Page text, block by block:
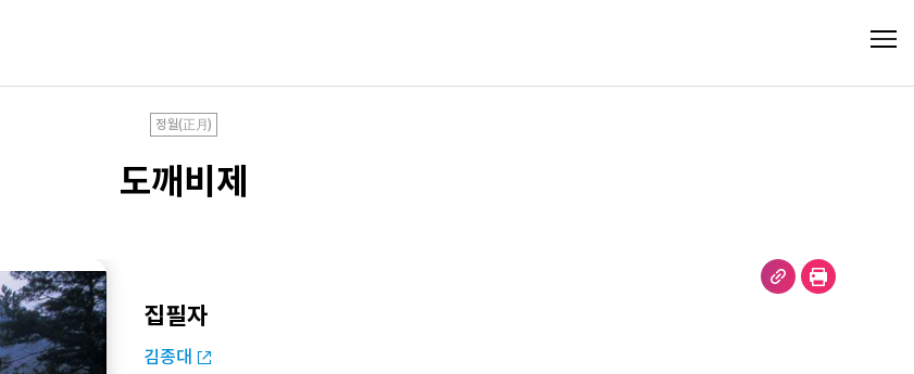
정월(正月)
도깨비제
집필자
김종대